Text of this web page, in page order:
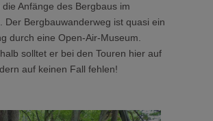
Anfänge des Bergbaus im
Der Bergbauwanderweg ist quasi ein
durch eine Open-Air-Museum.
solltet er bei den Touren hier auf
auf keinen Fall fehlen!